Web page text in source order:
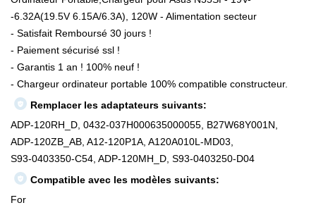
-6.32A(19.5V 6.15A/6.3A), 120W - Alimentation secteur
- Satisfait Remboursé 30 jours !
- Paiement sécurisé ssl !
- Garantis 1 an ! 100% neuf !
- Chargeur ordinateur portable 100% compatible constructeur.
Remplacer les adaptateurs suivants:
ADP-120RH_D, 0432-037H000635000055, B27W68Y001N,
ADP-120ZB_AB, A12-120P1A, A120A010L-MD03,
S93-0403350-C54, ADP-120MH_D, S93-0403250-D04
Compatible avec les modèles suivants:
For